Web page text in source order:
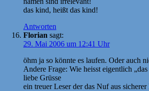
das kind, heißt das kind!
Antworten
Florian sagt:
29. Mai 2006 um 12:41 Uhr
öhm ja so könnte es laufen. Oder auch
Andere Frage: Wie heisst eigentlich
liebe Grüsse
ein treuer Leser der das Nuf aus